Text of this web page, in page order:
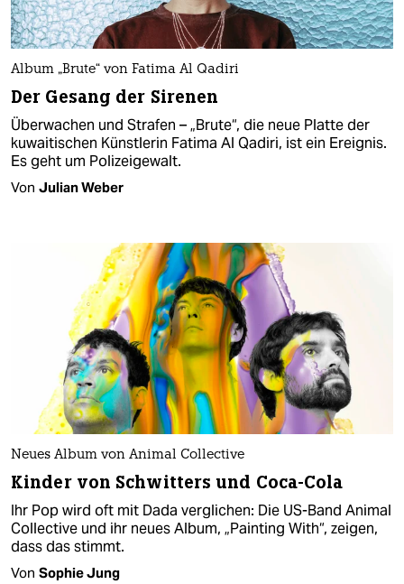
Album „Brute“ von Fatima Al Qadiri
Der Gesang der Sirenen
Überwachen und Strafen – „Brute“, die neue Platte der
kuwaitischen Künstlerin Fatima Al Qadiri, ist ein Ereignis.
Es geht um Polizeigewalt.
Von Julian Weber
Neues Album von Animal Collective
Kinder von Schwitters und Coca-Cola
Ihr Pop wird oft mit Dada verglichen: Die US-Band Animal
Collective und ihr neues Album, „Painting With“, zeigen,
dass das stimmt.
Von Sophie Jung